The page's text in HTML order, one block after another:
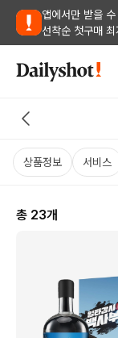
앱에서만 받을
선착순 첫구매
상품정보 서비스
총 23개